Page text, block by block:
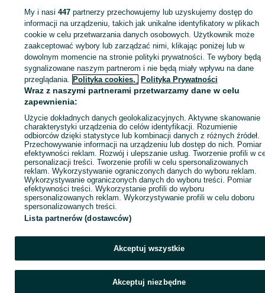
Zaloguj się lub załóż konto na OLX, aby skontaktować się z
sprzedającym
Zaloguj się / Załóż konto
My i nasi447 partnerzy przechowujemy lub uzyskujemy dostęp do
informacji na urządzeniu, takich jak unikalne identyfikatory w plikach
cookie w celu przetwarzania danych osobowych. Użytkownik może
zaakceptować wybory lub zarządzać nimi, klikając poniżej lub w
dowolnym momencie na stronie polityki prywatności. Te wybory będą
sygnalizowane naszym partnerom i nie będą miały wpływu na dane
przeglądania. Polityka cookies, Polityka Prywatności
Wraz z naszymi partnerami przetwarzamy dane w celu
zapewnienia:
Użycie dokładnych danych geolokalizacyjnych. Aktywne skanowanie
charakterystyki urządzenia do celów identyfikacji. Rozumienie
odbiorców dzięki statystyce lub kombinacji danych z różnych źródeł.
Przechowywanie informacji na urządzeniu lub dostęp do nich. Pomiar
efektywności reklam. Rozwój i ulepszanie usług. Tworzenie profili w
personalizacji treści. Tworzenie profili w celu spersonalizowanych
reklam. Wykorzystywanie ograniczonych danych do wyboru reklam.
Wykorzystywanie ograniczonych danych do wyboru treści. Pomiar
efektywności treści. Wykorzystanie profili do wyboru
spersonalizowanych reklam. Wykorzystywanie profili w celu doboru
spersonalizowanych treści.
Lista partnerów (dostawców)
Akceptuj wszystkie
Akceptuj niezbędne